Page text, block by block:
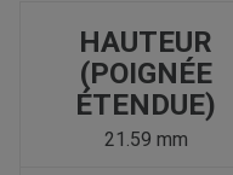
HAUTEUR
(POIGNÉE
ÉTENDUE)
21.59 mm